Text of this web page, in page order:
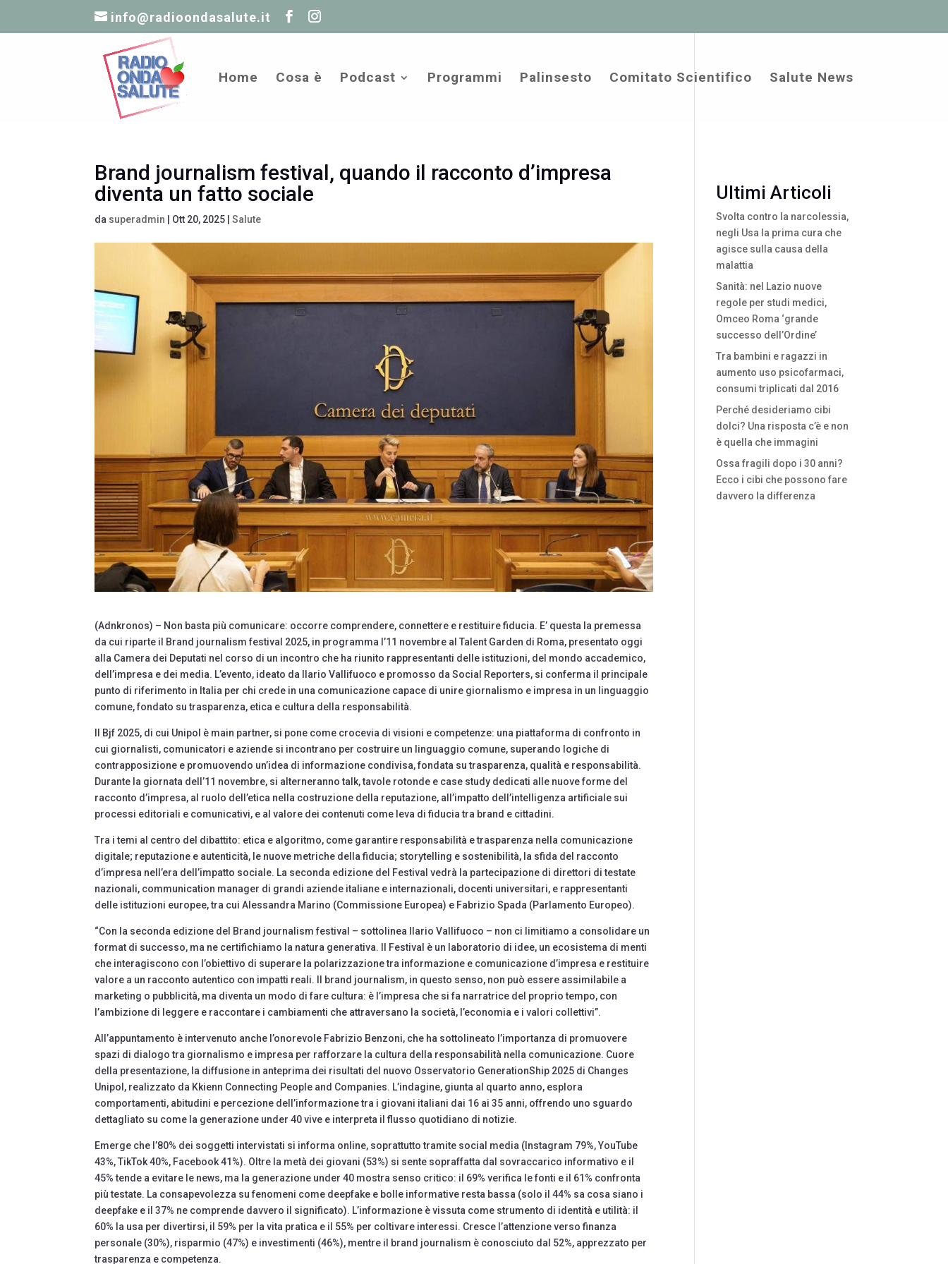
info@radioondasalute.it
Home Cosa è Podcast Programmi Palinsesto Comitato Scientifico Salute News
Brand journalism festival, quando il racconto d’impresa
diventa un fatto sociale
da superadmin Ott 20, 2025 |Salute
(Adnkronos) – Non basta più comunicare: occorre comprendere, connettere e restituire fiducia. E’ questa la premessa
da cui riparte il Brand journalism festival 2025, in programma l’11 novembre al Talent Garden di Roma, presentato oggi
alla Camera dei Deputati nel corso di un incontro che ha riunito rappresentanti delle istituzioni, del mondo accademico,
dell’impresa e dei media. L’evento, ideato da Ilario Vallifuoco e promosso da Social Reporters, si conferma il principale
punto di riferimento in Italia per chi crede in una comunicazione capace di unire giornalismo e impresa in un linguaggio
comune, fondato su trasparenza, etica e cultura della responsabilità.
Il Bjf 2025, di cui Unipol è main partner, si pone come crocevia di visioni e competenze: una piattaforma di confronto in
cui giornalisti, comunicatori e aziende si incontrano per costruire un linguaggio comune, superando logiche di
contrapposizione e promuovendo un’idea di informazione condivisa, fondata su trasparenza, qualità e responsabilità.
Durante la giornata dell’11 novembre, si alterneranno talk, tavole rotonde e case study dedicati alle nuove forme del
racconto d’impresa, al ruolo dell’etica nella costruzione della reputazione, all’impatto dell’intelligenza artificiale sui
processi editoriali e comunicativi, e al valore dei contenuti come leva di fiducia tra brand e cittadini.
Tra i temi al centro del dibattito: etica e algoritmo, come garantire responsabilità e trasparenza nella comunicazione
digitale; reputazione e autenticità, le nuove metriche della fiducia; storytelling e sostenibilità, la sfida del racconto
d’impresa nell’era dell’impatto sociale. La seconda edizione del Festival vedrà la partecipazione di direttori di testate
nazionali, communication manager di grandi aziende italiane e internazionali, docenti universitari, e rappresentanti
delle istituzioni europee, tra cui Alessandra Marino (Commissione Europea) e Fabrizio Spada (Parlamento Europeo).
“Con la seconda edizione del Brand journalism festival – sottolinea Ilario Vallifuoco – non ci limitiamo a consolidare un
format di successo, ma ne certifichiamo la natura generativa. Il Festival è un laboratorio di idee, un ecosistema di menti
che interagiscono con l’obiettivo di superare la polarizzazione tra informazione e comunicazione d’impresa e restituire
valore a un racconto autentico con impatti reali. Il brand journalism, in questo senso, non può essere assimilabile a
marketing o pubblicità, ma diventa un modo di fare cultura: è l’impresa che si fa narratrice del proprio tempo, con
l’ambizione di leggere e raccontare i cambiamenti che attraversano la società, l’economia e i valori collettivi”.
All’appuntamento è intervenuto anche l’onorevole Fabrizio Benzoni, che ha sottolineato l’importanza di promuovere
spazi di dialogo tra giornalismo e impresa per rafforzare la cultura della responsabilità nella comunicazione. Cuore
della presentazione, la diffusione in anteprima dei risultati del nuovo Osservatorio GenerationShip 2025 di Changes
Unipol, realizzato da Kkienn Connecting People and Companies. L’indagine, giunta al quarto anno, esplora
comportamenti, abitudini e percezione dell’informazione tra i giovani italiani dai 16 ai 35 anni, offrendo uno sguardo
dettagliato su come la generazione under 40 vive e interpreta il flusso quotidiano di notizie.
Emerge che l’80% dei soggetti intervistati si informa online, soprattutto tramite social media (Instagram 79%, YouTube
43%, TikTok 40%, Facebook 41%). Oltre la metà dei giovani (53%) si sente sopraffatta dal sovraccarico informativo e il
45% tende a evitare le news, ma la generazione under 40 mostra senso critico: il 69% verifica le fonti e il 61% confronta
più testate. La consapevolezza su fenomeni come deepfake e bolle informative resta bassa (solo il 44% sa cosa siano i
deepfake e il 37% ne comprende davvero il significato). L’informazione è vissuta come strumento di identità e utilità: il
60% la usa per divertirsi, il 59% per la vita pratica e il 55% per coltivare interessi. Cresce l’attenzione verso finanza
personale (30%), risparmio (47%) e investimenti (46%), mentre il brand journalism è conosciuto dal 52%, apprezzato per
trasparenza e competenza.
Ultimi Articoli
Svolta contro la narcolessia,
negli Usa la prima cura che
agisce sulla causa della
malattia
Sanità: nel Lazio nuove
regole per studi medici,
Omceo Roma ‘grande
successo dell’Ordine’
Tra bambini e ragazzi in
aumento uso psicofarmaci,
consumi triplicati dal 2016
Perché desideriamo cibi
dolci? Una risposta c’è e non
è quella che immagini
Ossa fragili dopo i 30 anni?
Ecco i cibi che possono fare
davvero la differenza